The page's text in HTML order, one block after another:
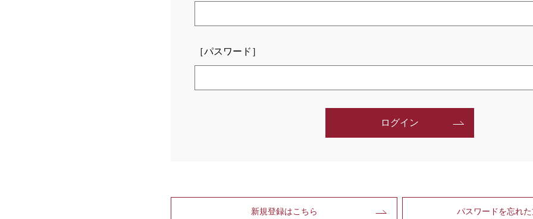
［パスワード］
ログイン
新規登録はこちら パスワードを忘れ